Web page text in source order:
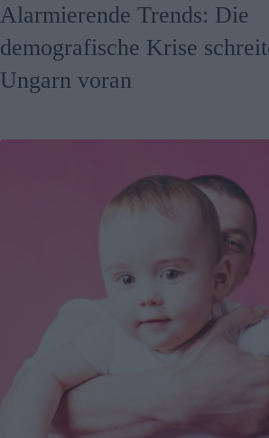
Alarmierende Trends: Die
demografische Krise
Ungarn voran